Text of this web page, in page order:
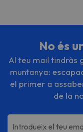
No és
Al teu mail tindràs
muntanya:
el primer a
de la
Introdueix el teu